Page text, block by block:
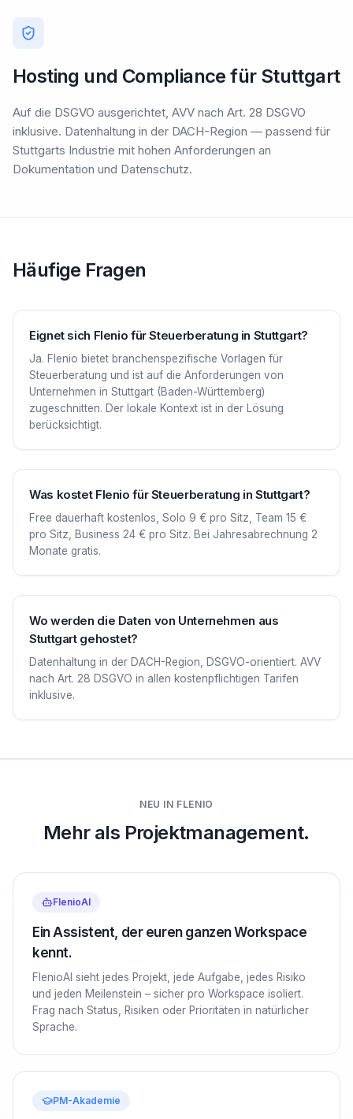
Hosting und Compliance für Stuttgart
Auf die DSGVO ausgerichtet, AVV nach Art. 28 DSGVO
inklusive. Datenhaltung in der DACH-Region — passend für
Stuttgarts Industrie mit hohen Anforderungen an
Dokumentation und Datenschutz.
Häufige Fragen
Eignet sich Flenio für Steuerberatung in Stuttgart?
Ja. Flenio bietet branchenspezifische Vorlagen für
Steuerberatung und ist auf die Anforderungen von
Unternehmen in Stuttgart (Baden-Württemberg)
zugeschnitten. Der lokale Kontext ist in der Lösung
berücksichtigt.
Was kostet Flenio für Steuerberatung in Stuttgart?
Free dauerhaft kostenlos, Solo 9 € pro Sitz, Team 15 €
pro Sitz, Business 24 € pro Sitz. Bei Jahresabrechnung 2
Monate gratis.
Wo werden die Daten von Unternehmen aus
Stuttgart gehostet?
Datenhaltung in der DACH-Region, DSGVO-orientiert. AVV
nach Art. 28 DSGVO in allen kostenpflichtigen Tarifen
inklusive.
NEU IN FLENIO
Mehr als Projektmanagement.
FlenioAI
Ein Assistent, der euren ganzen Workspace
kennt.
FlenioAI sieht jedes Projekt, jede Aufgabe, jedes Risiko
und jeden Meilenstein – sicher pro Workspace isoliert.
Frag nach Status, Risiken oder Prioritäten in natürlicher
Sprache.
PM-Akademie